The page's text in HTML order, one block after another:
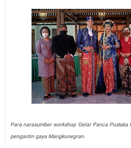
Para narasumber workshop ‘Gelar Panca
pengantin gaya Mangkunegran.